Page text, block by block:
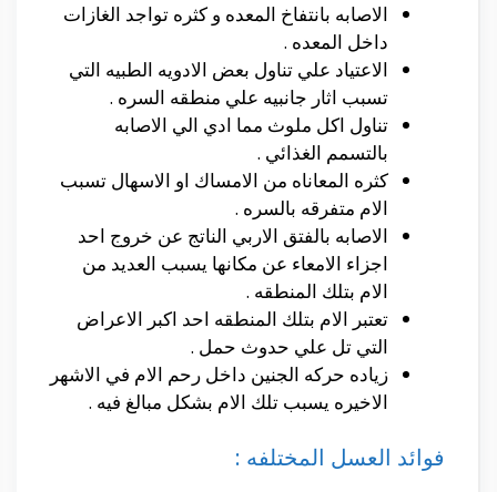
الاصابه بانتفاخ المعده و كثره تواجد الغازات
داخل المعده .
الاعتياد علي تناول بعض الادويه الطبيه التي
تسبب اثار جانبيه علي منطقه السره .
تناول اكل ملوث مما ادي الي الاصابه
بالتسمم الغذائي .
كثره المعاناه من الامساك او الاسهال تسبب
الام متفرقه بالسره .
الاصابه بالفتق الاربي الناتج عن خروج احد
اجزاء الامعاء عن مكانها يسبب العديد من
الام بتلك المنطقه .
تعتبر الام بتلك المنطقه احد اكبر الاعراض
التي تل علي حدوث حمل .
زياده حركه الجنين داخل رحم الام في الاشهر
الاخيره يسبب تلك الام بشكل مبالغ فيه .
فوائد العسل المختلفه :